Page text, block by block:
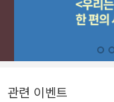
관련 이벤트